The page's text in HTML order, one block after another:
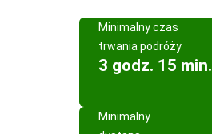
Minimalny czas
trwania podróży
3 godz. 15 min.
Minimalny